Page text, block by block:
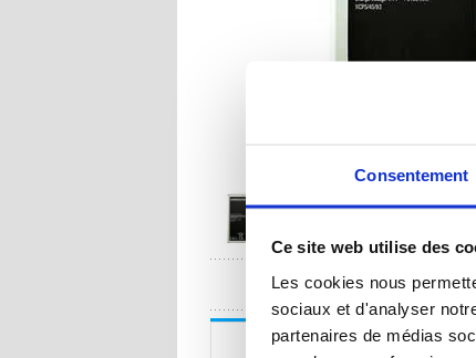
Consentement
Ce site web utilise des
Les cookies nous
sociaux et d'analyser
partenaires de médias
UNE
Description